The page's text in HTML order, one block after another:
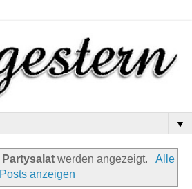
▼
Partysalat werden angezeigt.
Alle
Posts anzeigen